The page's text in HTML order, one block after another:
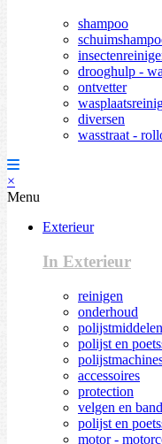
shampoo
drooghulp -
ontvetter
diversen
wasstraat -
×
Menu
Exterieur
In Exterieur
reinigen
onderhoud
polijstmiddelen
polijst en
accessoires
protection
velgen en
polijst en
motor -